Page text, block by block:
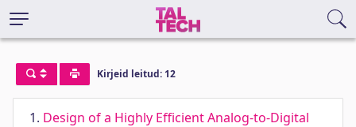
Kirjeid leitud: 12
1. Design of a Highly Efficient Analog-to-Digital